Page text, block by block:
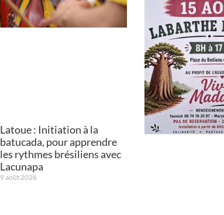
Latoue : Initiation à la
batucada, pour apprendre
les rythmes brésiliens avec
Lacunapa
9 août 2026